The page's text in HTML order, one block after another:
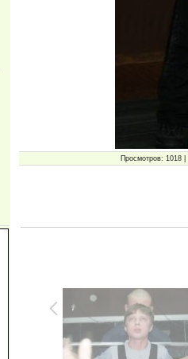
Просмотров: 1018